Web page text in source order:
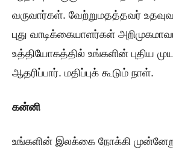
வருவார்கள். வேற்றுமதத்தவர்
புது வாடிக்கையாளர்கள்
உத்தியோகத்தில் உங்களின் புதிய
ஆதரிப்பார். மதிப்புக் கூடும் நாள்.
கன்னி
உங்களின் இலக்கை நோக்கி